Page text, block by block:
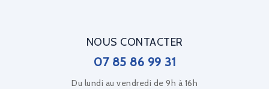
NOUS CONTACTER
07 85 86 99 31
Du lundi au vendredi de 9h à 16h